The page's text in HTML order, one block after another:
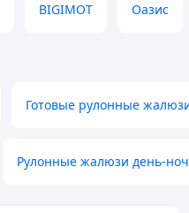
BIGIMOT Оазис
Готовые рулонные
Рулонные жалюзи день-